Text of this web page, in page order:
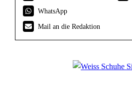
WhatsApp
Mail an die Redaktion